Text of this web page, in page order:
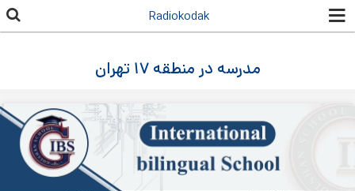
محتوای
Radiokodak
مدرسه در منطقه ۱۷ تهران